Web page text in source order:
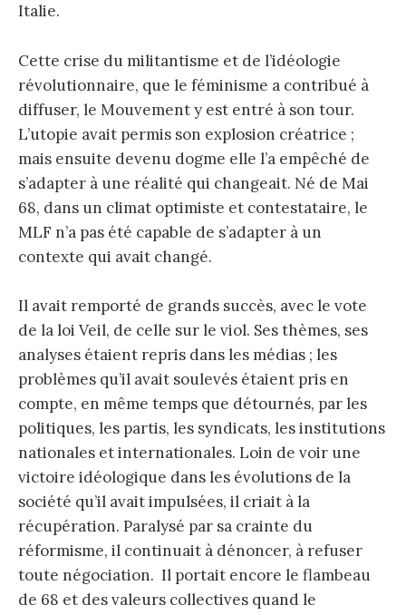
Italie.
Cette crise du militantisme et de l’idéologie
révolutionnaire, que le féminisme a contribué à
diffuser, le Mouvement y est entré à son tour.
L’utopie avait permis son explosion créatrice ;
mais ensuite devenu dogme elle l’a empêché de
s’adapter à une réalité qui changeait. Né de Mai
68, dans un climat optimiste et contestataire, le
MLF n’a pas été capable de s’adapter à un
contexte qui avait changé.
Il avait remporté de grands succès, avec le vote
de la loi Veil, de celle sur le viol. Ses thèmes, ses
analyses étaient repris dans les médias ; les
problèmes qu’il avait soulevés étaient pris en
compte, en même temps que détournés, par les
politiques, les partis, les syndicats, les institutions
nationales et internationales. Loin de voir une
victoire idéologique dans les évolutions de la
société qu’il avait impulsées, il criait à la
récupération. Paralysé par sa crainte du
réformisme, il continuait à dénoncer, à refuser
toute négociation. Il portait encore le flambeau
de 68 et des valeurs collectives quand le